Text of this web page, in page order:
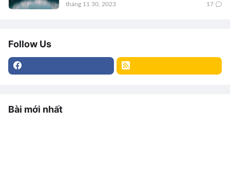
tháng 11 30, 2023 17
Follow Us
Bài mới nhất